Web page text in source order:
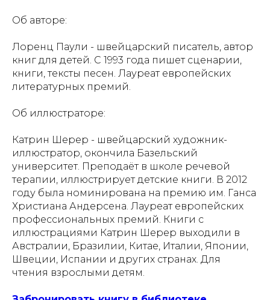
Об авторе:
Лоренц Паули - швейцарский писатель, автор
книг для детей. С 1993 года пишет сценарии,
книги, тексты песен. Лауреат европейских
литературных премий.
Об иллюстраторе:
Катрин Шерер - швейцарский художник-
иллюстратор, окончила Базельский
университет. Преподаёт в школе речевой
терапии, иллюстрирует детские книги. В 2012
году была номинирована на премию им. Ганса
Христиана Андерсена. Лауреат европейских
профессиональных премий. Книги с
иллюстрациями Катрин Шерер выходили в
Австралии, Бразилии, Китае, Италии, Японии,
Швеции, Испании и других странах. Для
чтения взрослыми детям.